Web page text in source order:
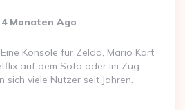
4 Monaten Ago
Konsole für Zelda, Mario Kart
auf dem Sofa oder im Zug.
sich viele Nutzer seit Jahren.